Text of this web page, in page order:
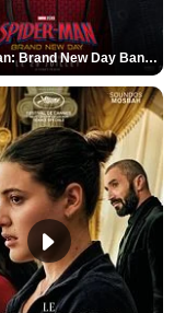
Spider-Man: Brand New Day Bande-annonce VO STFR